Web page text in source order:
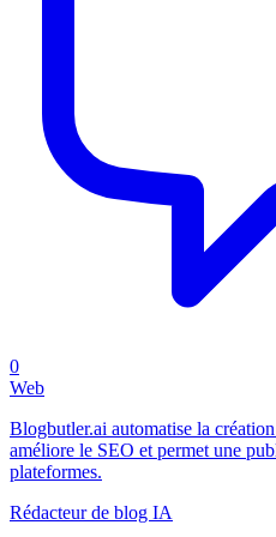
0
Web
Blogbutler.ai automatise la
améliore le SEO et permet une
plateformes.
Rédacteur de blog IA